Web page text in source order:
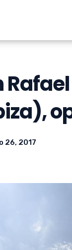
26, 2017